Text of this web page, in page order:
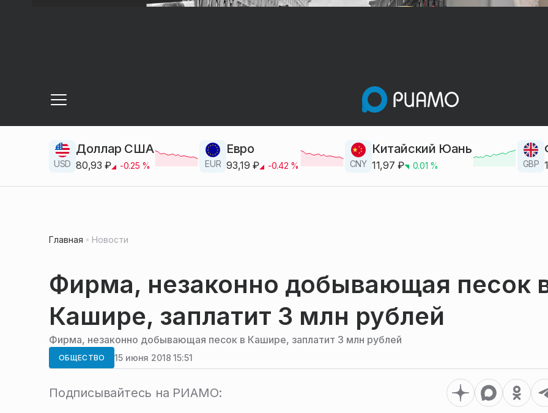
USD
Доллар США
80,93 ₽ -0.25 % EUR
Евро
93,19 ₽ -0.42 % CNY
Китайский Юань
11,97 ₽ 0.01 % GBP
Главная Новости
Фирма, незаконно добывающая песок
Кашире, заплатит 3 млн рублей
Фирма, незаконно добывающая песок в Кашире, заплатит 3 млн рублей
ОБЩЕСТВО 15 июня 2018 15:51
Подписывайтесь на РИАМО: